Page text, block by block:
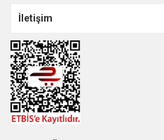
İletişim